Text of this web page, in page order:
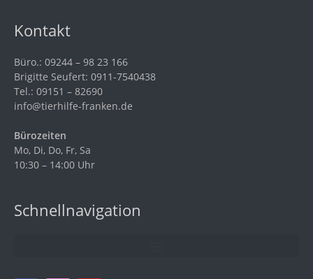
Kontakt
Büro.: 09244 – 98 23 166
Brigitte Seufert: 0911-7540438
Tel.: 09151 – 82690
info@tierhilfe-franken.de
Bürozeiten
Mo, Di, Do, Fr, Sa
10:30 – 14:00 Uhr
Schnellnavigation